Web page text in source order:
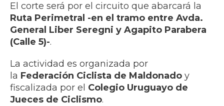
El corte será por el circuito que abarcará la
Ruta Perimetral -en el tramo entre Avda.
General Liber Seregni y Agapito Parabera
(Calle 5)-.
La actividad es organizada por
la Federación Ciclista de Maldonado y
fiscalizada por el Colegio Uruguayo de
Jueces de Ciclismo.